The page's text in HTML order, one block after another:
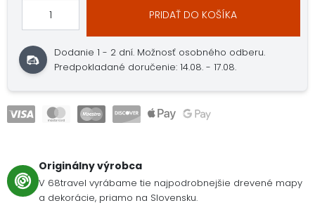
PRIDAŤ DO KOŠÍKA
Dodanie 1 - 2 dní. Možnosť osobného odberu.
Predpokladané doručenie: 14.08. - 17.08.
Originálny výrobca
V 68travel vyrábame tie najpodrobnejšie drevené mapy
a dekorácie, priamo na Slovensku.